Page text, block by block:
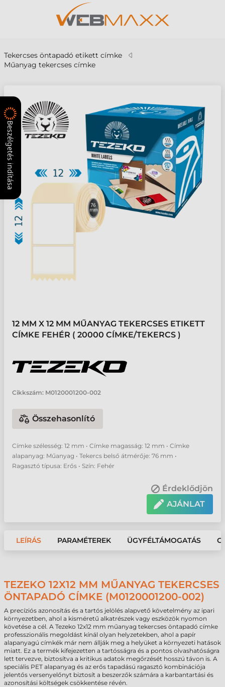
Tekercses öntapadó etikett címke
Műanyag tekercses címke
12 MM X 12 MM MŰANYAG TEKERCSES ETIKETT
CÍMKE FEHÉR ( 20000 CÍMKE/TEKERCS )
Cikkszám: M0120001200-002
Összehasonlító
Címke szélesség: 12 mm • Címke magasság: 12 mm • Címke
alapanyag: Műanyag • Tekercs belső átmérője: 76 mm •
Ragasztó típusa: Erős • Szín: Fehér
Érdeklődjön
AJÁNLAT
LEÍRÁS PARAMÉTEREK ÜGYFÉLTÁMOGATÁS
TEZEKO 12X12 MM MŰANYAG TEKERCSES
ÖNTAPADÓ CÍMKE (M0120001200-002)
A precíziós azonosítás és a tartós jelölés alapvető követelmény az ipari
környezetben, ahol a kisméretű alkatrészek vagy eszközök nyomon
követése a cél. A Tezeko 12x12 mm műanyag tekercses öntapadó címke
professzionális megoldást kínál olyan helyzetekben, ahol a papír
alapanyagú címkék már nem állják meg a helyüket a környezeti hatások
miatt. Ez a termék kifejezetten a tartósságra és a pontos olvashatóságra
lett tervezve, biztosítva a kritikus adatok megőrzését hosszú távon is. A
speciális PET alapanyag és az erős tapadású ragasztó kombinációja
jelentős versenyelőnyt biztosít a beszerzők számára a karbantartási és
azonosítási költségek csökkentése révén.
Beszélgetés indítása